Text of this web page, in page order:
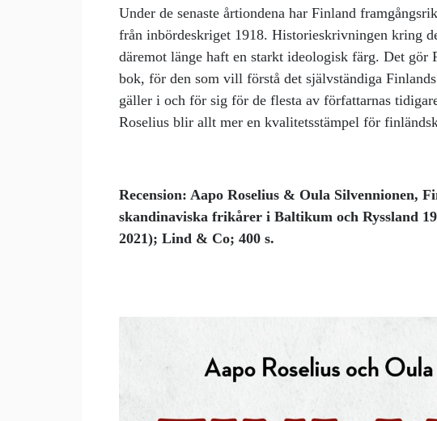
Under de senaste årtiondena har Finland
från inbördeskriget 1918. Historieskrivningen kring
däremot länge haft en starkt ideologisk färg. Det
bok, för den som vill förstå det självständiga
gäller i och för sig för de flesta av författarnas
Roselius blir allt mer en kvalitetsstämpel för
Recension: Aapo Roselius & Oula Silvennionen,
skandinaviska frikårer i Baltikum och Ryssland
2021);Lind & Co; 400 s.